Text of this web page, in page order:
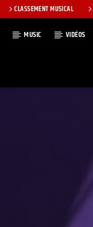
CLASSEMENT MUSICAL
MUSIC VIDÉOS